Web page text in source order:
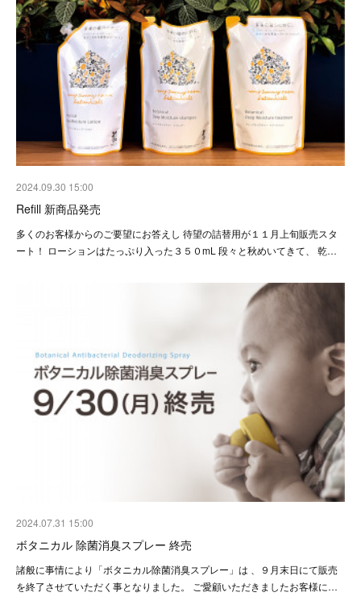
2024.09.30 15:00
Refill 新商品発売
多くのお客様からのご要望にお答えし 待望の詰替用が１１月上旬販売スタ
ート！ ローションはたっぷり入った３５０mL 段々と秋めいてきて、 乾…
2024.07.31 15:00
ボタニカル 除菌消臭スプレー 終売
諸般に事情により「ボタニカル除菌消臭スプレー」は 、９月末日にて販売
を終了させていただく事となりました。 ご愛顧いただきましたお客様に…